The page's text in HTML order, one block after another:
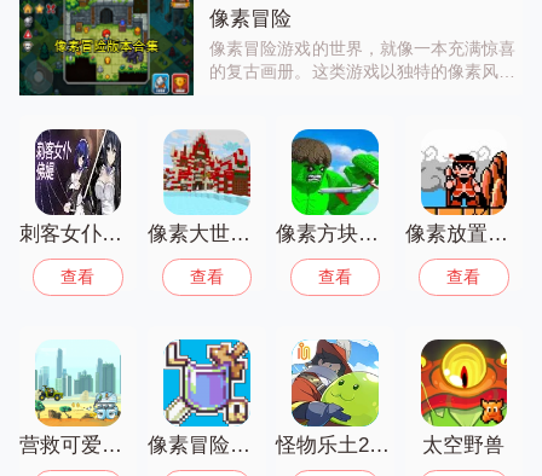
像素冒险
像素冒险游戏的世界，就像一本充满惊喜
的复古画册。这类游戏以独特的像素风格
有注重探索的。玩家在游戏中可操控角色
穿越神秘的地牢、茂密的森林、荒芜的沙
漠等。它受欢迎是因为既有着复古的情
怀，又有丰富的玩法，能让玩家在简单的
像素画面中体验到无尽的冒险乐趣，感受
探索未知的刺激，仿佛回到童年的游戏时
光，充满纯真与快乐。
刺客女仆佛媞
查看
像素大世界未知探险
查看
像素方块冒险世界
查看
像素放置英雄
查看
营救可爱宠物 像素冒险勇者 怪物乐土2025 太空野兽